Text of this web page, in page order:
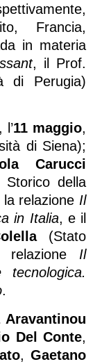
Francia,
in materia
, il Prof.
di Perugia)
11 maggio,
di Siena);
Carucci
Storico della
relazione Il
in Italia, e il
(Stato
relazione Il
.
Aravantinou
Del Conte,
, Gaetano